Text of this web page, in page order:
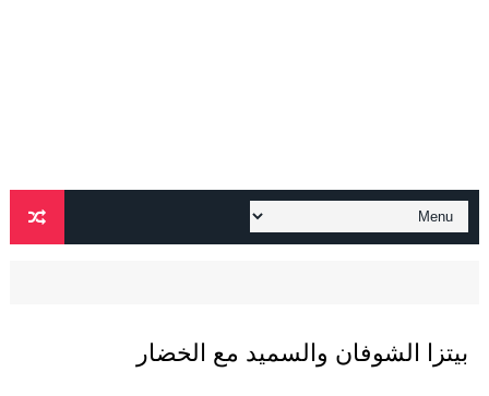
بيتزا الشوفان والسميد مع الخضار